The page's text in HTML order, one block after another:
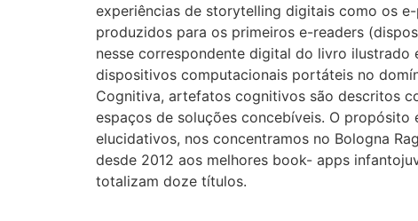
experiências de storytelling digitais como os
produzidos para os primeiros e-readers
nesse correspondente digital do livro
dispositivos computacionais portáteis no
Cognitiva, artefatos cognitivos são descritos
espaços de soluções concebíveis. O
elucidativos, nos concentramos no Bologna
desde 2012 aos melhores book- apps
totalizam doze títulos.